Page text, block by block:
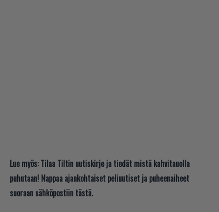
Lue myös: Tilaa Tiltin uutiskirje ja tiedät mistä kahvitauolla
puhutaan! Nappaa ajankohtaiset peliuutiset ja puheenaiheet
suoraan sähköpostiin tästä.